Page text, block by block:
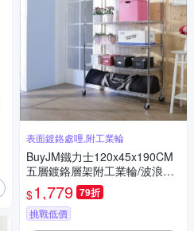
表面鍍鉻處哩,附工業輪
BuyJM鐵力士120x45x190CM
五層鍍鉻層架附工業輪/波浪架-
DIY
$1,779 79折
挑戰低價